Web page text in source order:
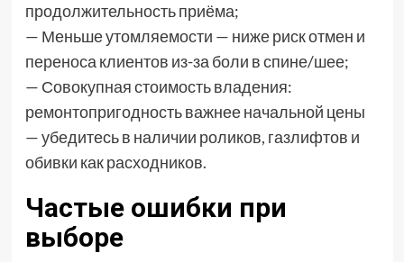
продолжительность приёма;
— Меньше утомляемости — ниже риск отмен и
переноса клиентов из-за боли в спине/шее;
— Совокупная стоимость владения:
ремонтопригодность важнее начальной цены
— убедитесь в наличии роликов, газлифтов и
обивки как расходников.
Частые ошибки при
выборе